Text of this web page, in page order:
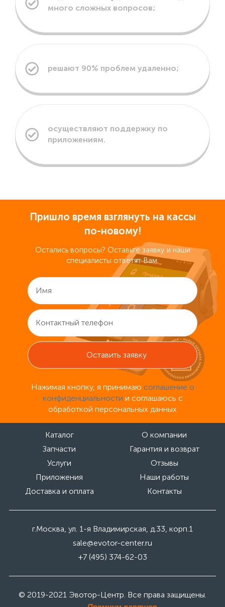
много сложных вопросов;
решают 90% проблем удаленно;
осуществляют поддержку по
приложениям.
Пришло время взглянуть на кассы
по-новому!
Остались вопросы? Оставьте заявку и наши
специалисты ответят Вам.
Нажимая кнопку, я принимаю соглашение о
конфиденциальности и соглашаюсь с
обработкой персональных данных
Каталог
О компании
Запчасти
Гарантия и возврат
Услуги
Отзывы
Приложения
Наши работы
Доставка и оплата
Контакты
г.Москва, ул. 1-я Владимирская, д.33, корп.1
sale@evotor-center.ru
+7 (495) 374-62-03
© 2019-2021 Эвотор-Центр. Все права защищены.